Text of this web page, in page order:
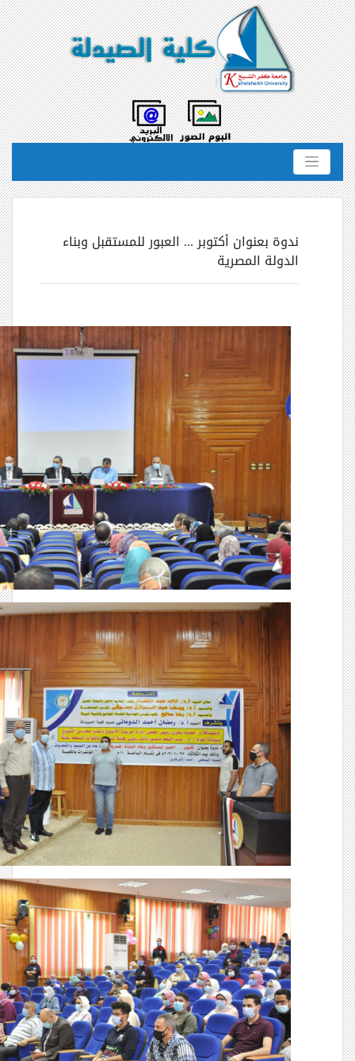
ندوة بعنوان أكتوبر ... العبور للمستقبل وبناء
الدولة المصرية